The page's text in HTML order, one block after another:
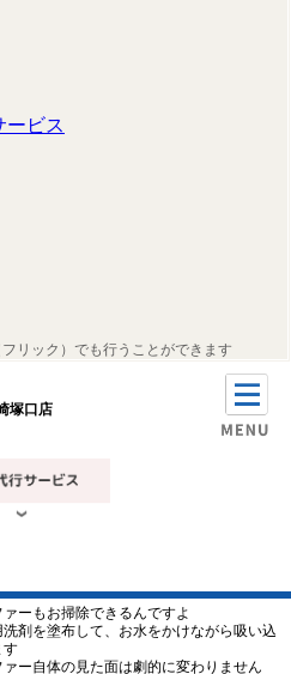
ービス
リック）でも行うことができます
塚口店
ァーもお掃除できるんですよ
洗剤を塗布して、お水をかけながら吸い込
す
ァー自体の見た面は劇的に変わりません